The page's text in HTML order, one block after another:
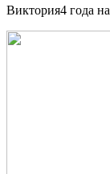
Виктория4 года